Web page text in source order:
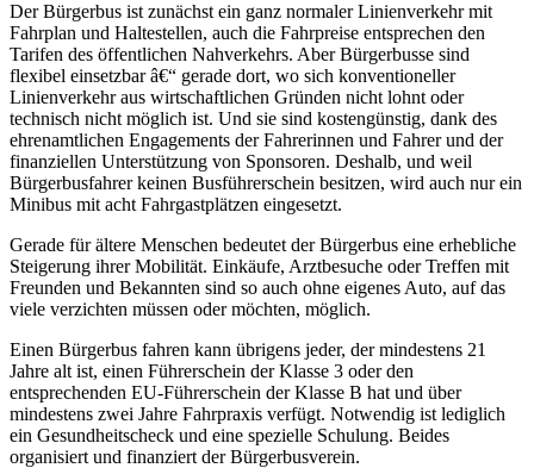
Der Bürgerbus ist zunächst ein ganz normaler Linienverkehr mit
Fahrplan und Haltestellen, auch die Fahrpreise entsprechen den
Tarifen des öffentlichen Nahverkehrs. Aber Bürgerbusse sind
flexibel einsetzbar â€“ gerade dort, wo sich konventioneller
Linienverkehr aus wirtschaftlichen Gründen nicht lohnt oder
technisch nicht möglich ist. Und sie sind kostengünstig, dank des
ehrenamtlichen Engagements der Fahrerinnen und Fahrer und der
finanziellen Unterstützung von Sponsoren. Deshalb, und weil
Bürgerbusfahrer keinen Busführerschein besitzen, wird auch nur ein
Minibus mit acht Fahrgastplätzen eingesetzt.
Gerade für ältere Menschen bedeutet der Bürgerbus eine erhebliche
Steigerung ihrer Mobilität. Einkäufe, Arztbesuche oder Treffen mit
Freunden und Bekannten sind so auch ohne eigenes Auto, auf das
viele verzichten müssen oder möchten, möglich.
Einen Bürgerbus fahren kann übrigens jeder, der mindestens 21
Jahre alt ist, einen Führerschein der Klasse 3 oder den
entsprechenden EU-Führerschein der Klasse B hat und über
mindestens zwei Jahre Fahrpraxis verfügt. Notwendig ist lediglich
ein Gesundheitscheck und eine spezielle Schulung. Beides
organisiert und finanziert der Bürgerbusverein.